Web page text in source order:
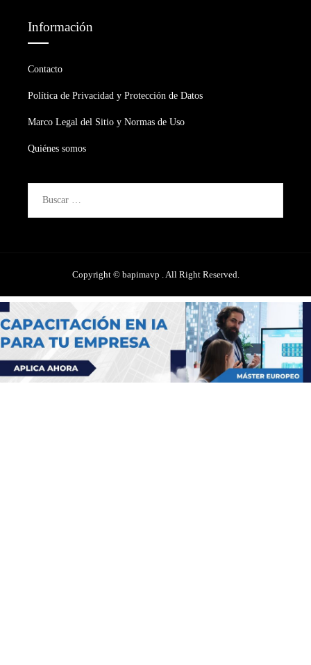
Información
Contacto
Política de Privacidad y Protección de Datos
Marco Legal del Sitio y Normas de Uso
Quiénes somos
Copyright © bapimavp . All Right Reserved.